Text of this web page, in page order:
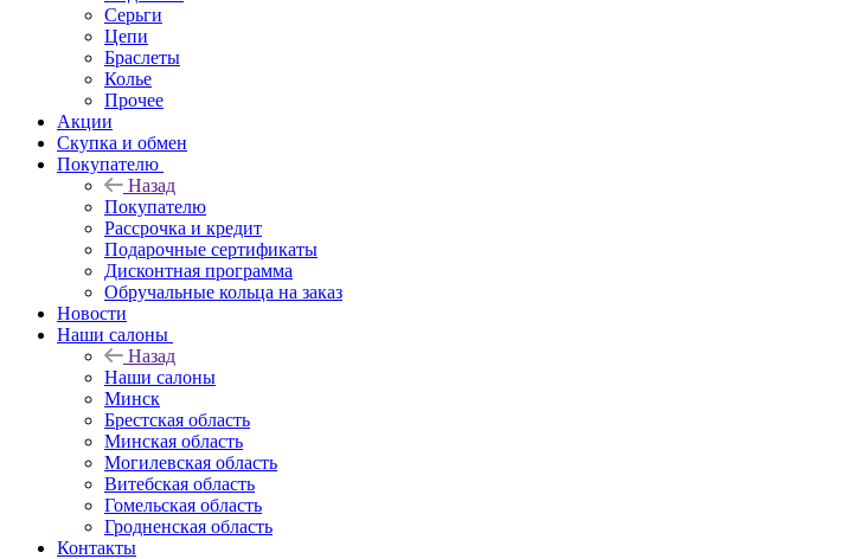
Серьги
Цепи
Браслеты
Колье
Прочее
Акции
Скупка и обмен
Покупателю
Назад
Покупателю
Рассрочка и кредит
Подарочные сертификаты
Дисконтная программа
Обручальные кольца на заказ
Новости
Наши салоны
Назад
Наши салоны
Минск
Брестская область
Минская область
Могилевская область
Витебская область
Гомельская область
Гродненская область
Контакты